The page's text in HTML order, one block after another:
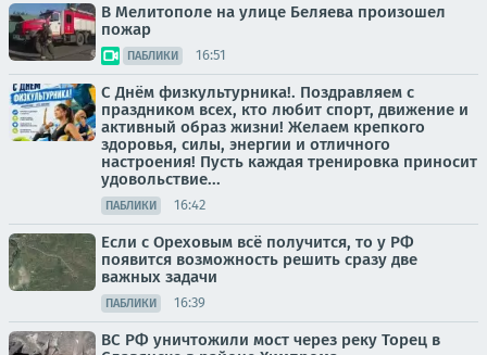
В Мелитополе на улице Беляева произошел
пожар
ПАБЛИКИ 16:51
С Днём физкультурника!. Поздравляем с
праздником всех, кто любит спорт, движение и
активный образ жизни! Желаем крепкого
здоровья, силы, энергии и отличного
настроения! Пусть каждая тренировка приносит
удовольствие...
ПАБЛИКИ 16:42
Если с Ореховым всё получится, то у РФ
появится возможность решить сразу две
важных задачи
ПАБЛИКИ 16:39
ВС РФ уничтожили мост через реку Торец в